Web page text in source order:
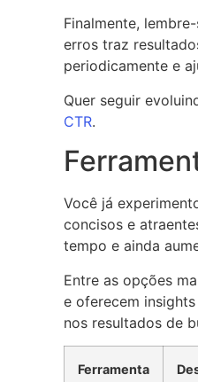
Finalmente,
erros traz
periodicamente e
Quer seguir
CTR.
Você já
concisos e
tempo e ainda
Entre as opções
e oferecem
nos resultados de
Ferramenta